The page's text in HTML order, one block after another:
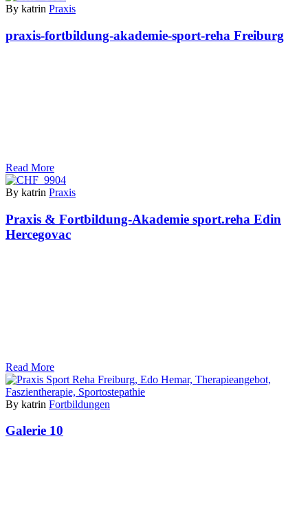
By katrin Praxis
praxis-fortbildung-akademie-sport-reha Freiburg
Read More
By katrin Praxis
Praxis & Fortbildung-Akademie sport.reha Edin
Hercegovac
Read More
By katrin Fortbildungen
Galerie 10